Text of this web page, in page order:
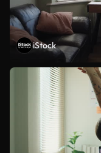
iStock